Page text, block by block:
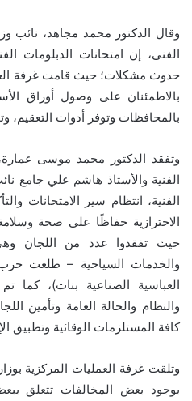
وقال الدكتور محمد مجاهد، نائب
الفنى، إن امتحانات الدبلومات
حدوث مشكلات؛ حيث قامت غرفة
بالاطمئنان على وصول أوراق
بالمحافظات وتوفر أدوات التعقيم،
وتفقد الدكتور محمد موسى
الفنية والأستاذ هاشم علي جامع
الفنية، انتظام سير الامتحانات
الاحترازية حفاظًا على صحة
حيث تفقدوا عدد من اللجان
والخدمات السياحية – طلعت حرب
العباسية الصناعية بنات)، كما
والنظام والحالة العامة وتأمين
كافة المستلزمات الوقائية وتطبيق
وتلقت غرفة العمليات المركزية
بوجود بعض المخالفات تتعلق